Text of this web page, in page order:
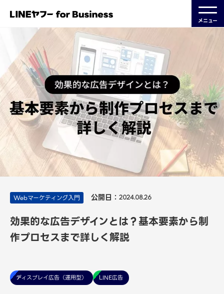
メニュー
Webマーケティング入門 公開日： 2024.08.26
効果的な広告デザインとは？基本要素から制
作プロセスまで詳しく解説
ディスプレイ広告（運用型） LINE広告